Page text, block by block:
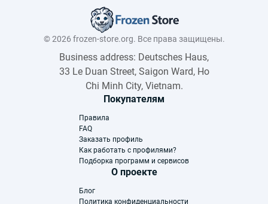
© 2026 frozen-store.org. Все права защищены.
Business address: Deutsches Haus,
33 Le Duan Street, Saigon Ward, Ho
Chi Minh City, Vietnam.
Покупателям
Правила
FAQ
Заказать профиль
Как работать с профилями?
Подборка программ и сервисов
О проекте
Блог
Политика конфиденциальности